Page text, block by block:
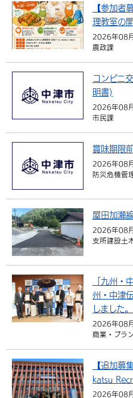
中国語（繁体字）
環境・衛生
選挙
都市整備
手当・助成
相談・支援・情報
観光なび
遊ぶ・体験する
買う・おみやげ
移住・定住
市政情報
中津市について
地方創生・地域活性化
行政・計画
【参加者
理教室の
2026年08
農政課
コンビニ
明書)
2026年08
市民課
賞味期限
2026年08
防災危機管
屋田加瀬
2026年08
支所建設土
「九州・
州・中津
しました。
2026年08
商業・ブラ
【追加募
katsu
2026年08